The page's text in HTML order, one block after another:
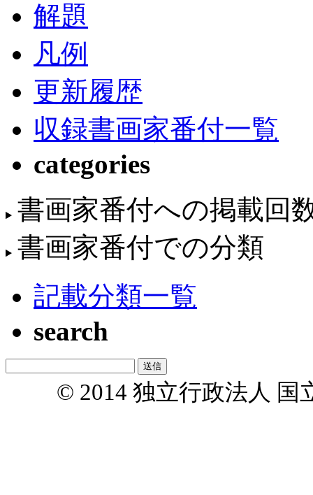
解題
凡例
更新履歴
収録書画家番付一覧
categories
書画家番付への掲載回
書画家番付での分類
記載分類一覧
search
© 2014 独立行政法人 国